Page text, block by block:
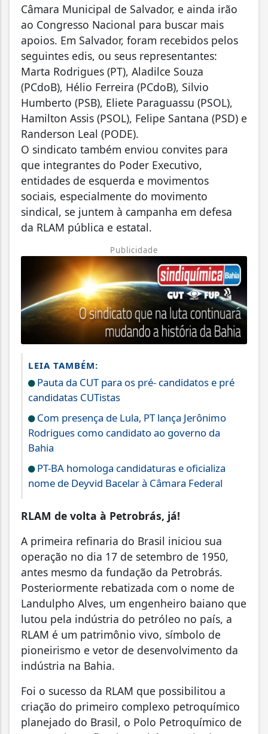
Câmara Municipal de Salvador, e ainda irão
ao Congresso Nacional para buscar mais
apoios. Em Salvador, foram recebidos pelos
seguintes edis, ou seus representantes:
Marta Rodrigues (PT), Aladilce Souza
(PCdoB), Hélio Ferreira (PCdoB), Silvio
Humberto (PSB), Eliete Paraguassu (PSOL),
Hamilton Assis (PSOL), Felipe Santana (PSD) e
Randerson Leal (PODE).
O sindicato também enviou convites para
que integrantes do Poder Executivo,
entidades de esquerda e movimentos
sociais, especialmente do movimento
sindical, se juntem à campanha em defesa
da RLAM pública e estatal.
Publicidade
LEIA TAMBÉM:
Pauta da CUT para os pré- candidatos e pré
candidatas CUTistas
Com presença de Lula, PT lança Jerônimo
Rodrigues como candidato ao governo da
Bahia
PT-BA homologa candidaturas e oficializa
nome de Deyvid Bacelar à Câmara Federal
RLAM de volta à Petrobrás, já!
A primeira refinaria do Brasil iniciou sua
operação no dia 17 de setembro de 1950,
antes mesmo da fundação da Petrobrás.
Posteriormente rebatizada com o nome de
Landulpho Alves, um engenheiro baiano que
lutou pela indústria do petróleo no país, a
RLAM é um patrimônio vivo, símbolo de
pioneirismo e vetor de desenvolvimento da
indústria na Bahia.
Foi o sucesso da RLAM que possibilitou a
criação do primeiro complexo petroquímico
planejado do Brasil, o Polo Petroquímico de